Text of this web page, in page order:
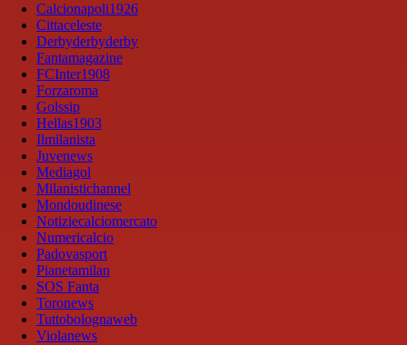
Calcionapoli1926
Cittaceleste
Derbyderbyderby
Fantamagazine
FCInter1908
Forzaroma
Golssip
Hellas1903
Ilmilanista
Juvenews
Mediagol
Milanistichannel
Mondoudinese
Notiziecalciomercato
Numericalcio
Padovasport
Pianetamilan
SOS Fanta
Toronews
Tuttobolognaweb
Violanews